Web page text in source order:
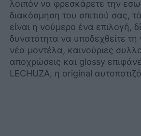
λοιπόν να φρεσκάρετε την
διακόσμηση του σπιτιού σας,
είναι η νούμερο ένα επιλογή,
δυνατότητα να υποδεχθείτε τη
νέα μοντέλα, καινούριες
αποχρώσεις και glossy
LECHUZA, η original